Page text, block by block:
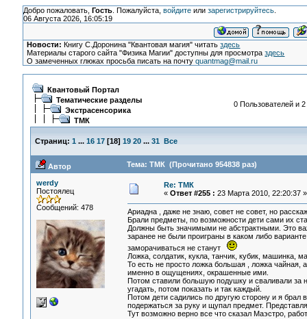
Добро пожаловать, Гость. Пожалуйста, войдитеили зарегистрируйтесь.
06 Августа 2026, 16:05:19
Новости: Книгу С.Доронина "Квантовая магия" читатьздесь
Материалы старого сайта "Физика Магии" доступны для просмотраздесь
О замеченных глюках просьба писать на почтуquantmag@mail.ru
Квантовый Портал
Тематические разделы
Экстрасенсорика
ТМК
0 Пользователей и
Страниц: 1 ... 16 17[18] 19 20 ... 31 Все
Автор Тема: ТМК (Прочитано 954838 раз)
werdy
Постоялец
Сообщений: 478
Re: ТМК
« Ответ #255 : 23 Марта 2010, 22:20:37 »
Ариадна , даже не знаю, совет не совет, но
Брали предметы, по возможности дети сами их
Должны быть значимыми не абстрактными. Это
заранее не были проиграны в каком либо
заморачиваться не станут
Ложка, солдатик, кукла, танчик, кубик, машинка,
То есть не просто ложка большая , ложка
именно в ощущениях, окрашенные ими.
Потом ставили большую подушку и сваливали за
угадать, потом показать и так каждый.
Потом дети садились по другую сторону и я брал
подержаться за руку и щупал предмет.
Тут возможно верно все что сказал Маэстро,